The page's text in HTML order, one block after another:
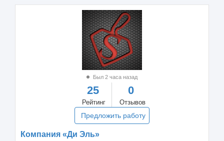
Был 2 часа назад
25
Рейтинг
0
Отзывов
Предложить работу
Компания «Ди Эль»